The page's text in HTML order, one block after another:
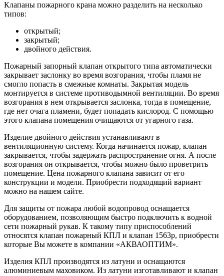
Клапаны пожарного крана можно разделить на несколько
типов:
открытый;
закрытый;
двойного действия.
Пожарный запорный клапан открытого типа автоматически
закрывает заслонку во время возгорания, чтобы пламя не
смогло попасть в смежные комнаты. Закрытая модель
монтируется в системе противодымной вентиляции. Во время
возгорания в нем открывается заслонка, тогда в помещение,
где нет очага пламени, будет попадать кислород. С помощью
этого клапана помещения очищаются от угарного газа.
Изделие двойного действия устанавливают в
вентиляционную систему. Когда начинается пожар, клапан
закрывается, чтобы задержать распространение огня. А после
возгорания он открывается, чтобы можно было проветрить
помещение. Цена пожарного клапана зависит от его
конструкции и модели. Приобрести подходящий вариант
можно на нашем сайте.
Для защиты от пожара любой водопровод оснащается
оборудованием, позволяющим быстро подключить к водной
сети пожарный рукав. К такому типу приспособлений
относятся клапан пожарный КПЛ и клапан 1563р, приобрести
которые Вы можете в компании «АКВАОПТИМ».
Изделия КПЛ производятся из латуни и оснащаются
алюминиевым маховиком. Из латуни изготавливают и клапан